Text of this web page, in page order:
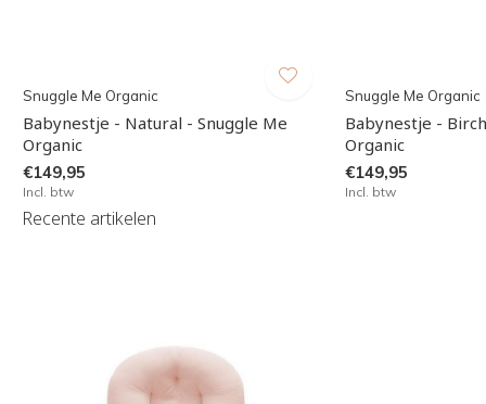
Snuggle Me Organic
Babynestje - Natural - Snuggle Me
Organic
€149,95
Incl. btw
Snuggle Me Organic
Babynestje -
Organic
€149,95
Incl. btw
Recente artikelen